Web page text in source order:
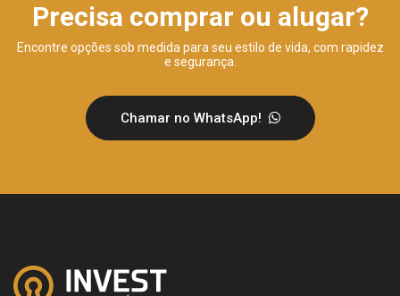
Precisa comprar ou alugar?
Encontre opções sob medida para seu estilo de vida, com rapidez
e segurança.
Chamar no WhatsApp!